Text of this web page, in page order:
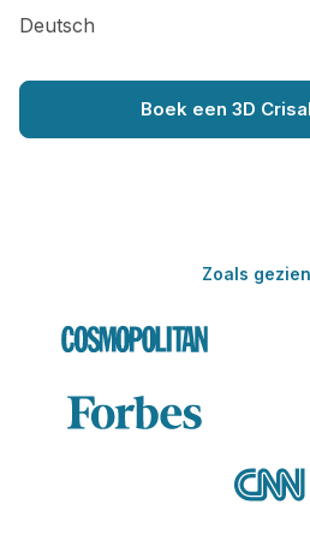
Deutsch
Boek een 3D
Zoals